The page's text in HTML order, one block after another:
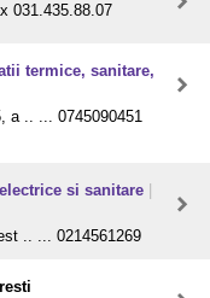
031.435.88.07
termice, sanitare,
a .. ... 0745090451
si sanitare
.. ... 0214561269